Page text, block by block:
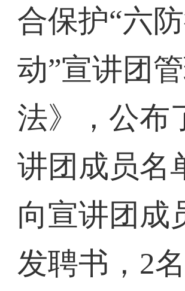
合保护“六
动”宣讲团
法》，公布
讲团成员名
向宣讲团成
发聘书，2